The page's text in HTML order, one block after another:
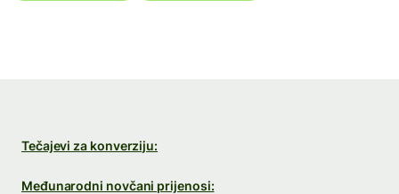
Tečajevi za konverziju:
Međunarodni novčani prijenosi: